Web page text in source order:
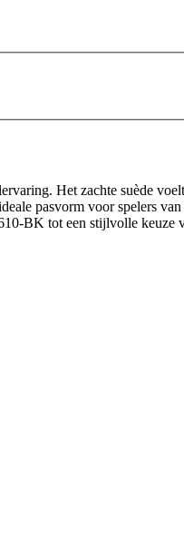
Het zachte suède
pasvorm voor spelers
BK tot een stijlvolle keuze